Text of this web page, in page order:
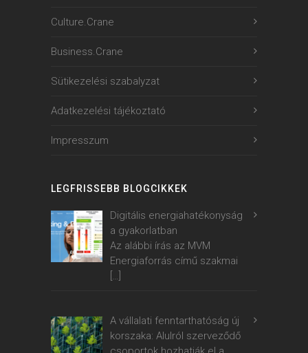
Culture.Crane
Business.Crane
Sütikezelési szabalyzat
Adatkezelési tájékoztató
Impresszum
LEGFRISSEBB BLOGCIKKEK
Digitális energiahatékonyság
a gyakorlatban
Az alábbi írás az MVM
Energiaforrás című szakmai
A vállalati fenntarthatóság új
korszaka: Alulról szerveződő